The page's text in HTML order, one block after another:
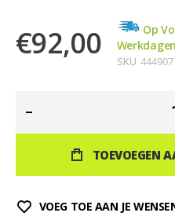
€92,00
Op
SKU 444907
TOEVOEGEN
VOEG TOE AAN JE